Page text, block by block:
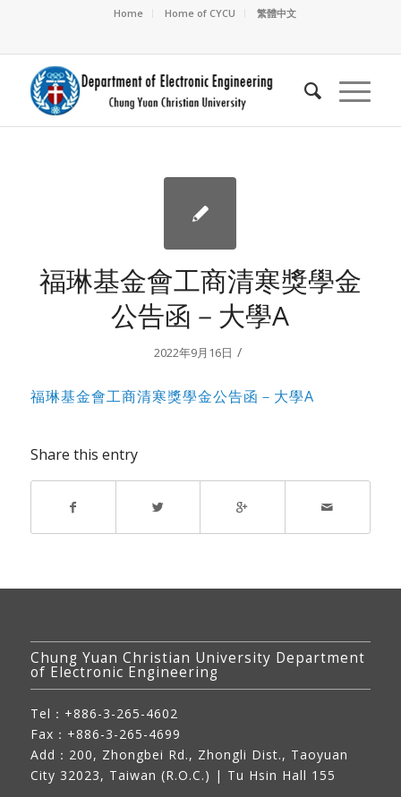
Home Home of CYCU 繁體中文
福琳基金會工商清寒獎學金
公告函－大學A
2022年9月16日 /
福琳基金會工商清寒獎學金公告函－大學A
Share this entry
Chung Yuan Christian University Department
of Electronic Engineering
Tel：+886-3-265-4602
Fax：+886-3-265-4699
Add： 200, Zhongbei Rd., Zhongli Dist., Taoyuan
City 32023, Taiwan (R.O.C.) | Tu Hsin Hall 155